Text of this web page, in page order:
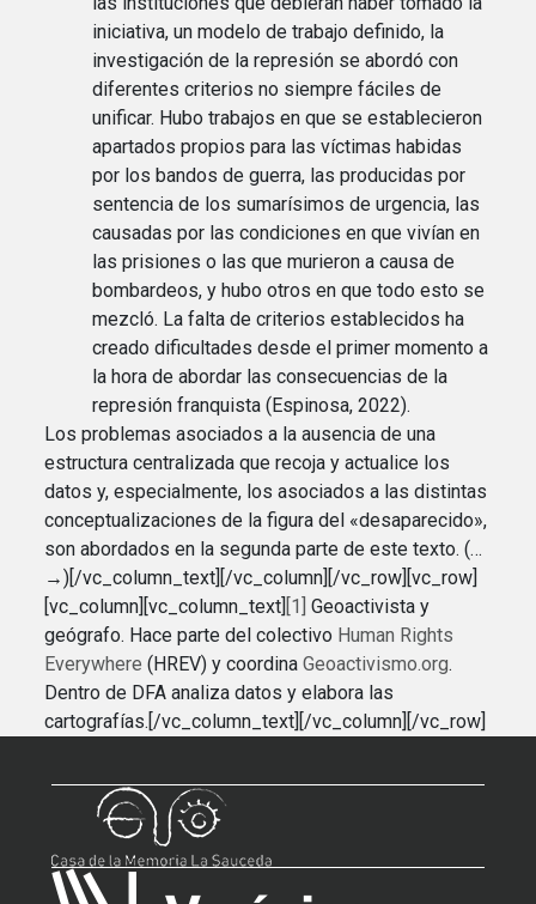
iniciativa, un modelo de trabajo definido, la
investigación de la represión se abordó con
diferentes criterios no siempre fáciles de
unificar. Hubo trabajos en que se establecieron
apartados propios para las víctimas habidas
por los bandos de guerra, las producidas por
sentencia de los sumarísimos de urgencia, las
causadas por las condiciones en que vivían en
las prisiones o las que murieron a causa de
bombardeos, y hubo otros en que todo esto se
mezcló. La falta de criterios establecidos ha
creado dificultades desde el primer momento a
la hora de abordar las consecuencias de la
represión franquista (Espinosa, 2022).
Los problemas asociados a la ausencia de una
estructura centralizada que recoja y actualice los
datos y, especialmente, los asociados a las distintas
conceptualizaciones de la figura del «desaparecido»,
son abordados en la segunda parte de este texto. (…
→)[/vc_column_text][/vc_column][/vc_row][vc_row]
[vc_column][vc_column_text] [1] Geoactivista y
geógrafo. Hace parte del colectivo Human Rights
Everywhere (HREV) y coordinaGeoactivismo.org.
Dentro de DFA analiza datos y elabora las
cartografías.[/vc_column_text][/vc_column][/vc_row]